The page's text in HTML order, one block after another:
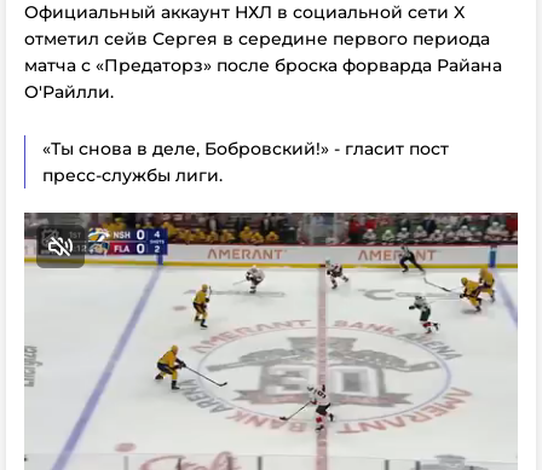
Официальный аккаунт НХЛ в социальной сети X
отметил сейв Сергея в середине первого периода
матча с «Предаторз» после броска форварда Райана
О′Райлли.
«Ты снова в деле, Бобровский!» - гласит пост
пресс-службы лиги.